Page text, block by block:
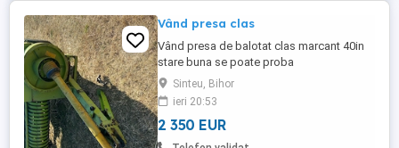
Vând presa clas
Vând presa de balotat clas marcant 40in
stare buna se poate proba
Sinteu, Bihor
ieri 20:53
2 350 EUR